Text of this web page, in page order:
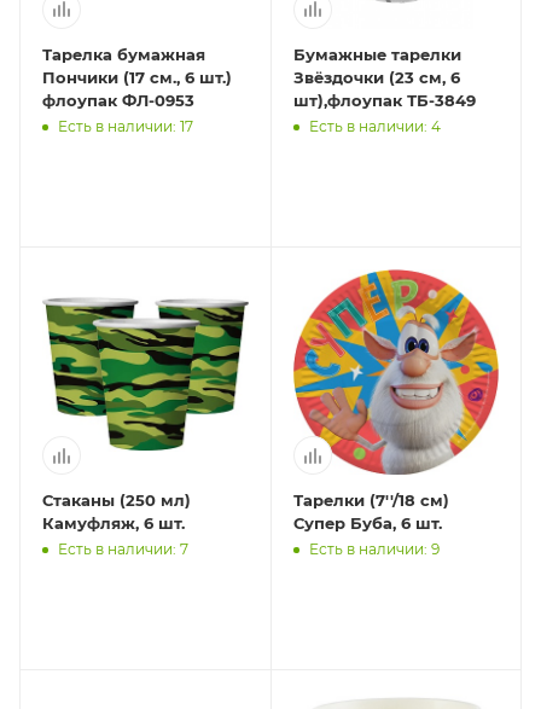
Тарелка бумажная
Пончики (17 см., 6 шт.)
флоупак ФЛ-0953
Есть в наличии: 17
Бумажные тарелки
Звёздочки (23 см, 6
шт),флоупак ТБ-3849
Есть в наличии: 4
Стаканы (250 мл)
Камуфляж, 6 шт.
Есть в наличии: 7
Тарелки (7''/18 см)
Супер Буба, 6 шт.
Есть в наличии: 9